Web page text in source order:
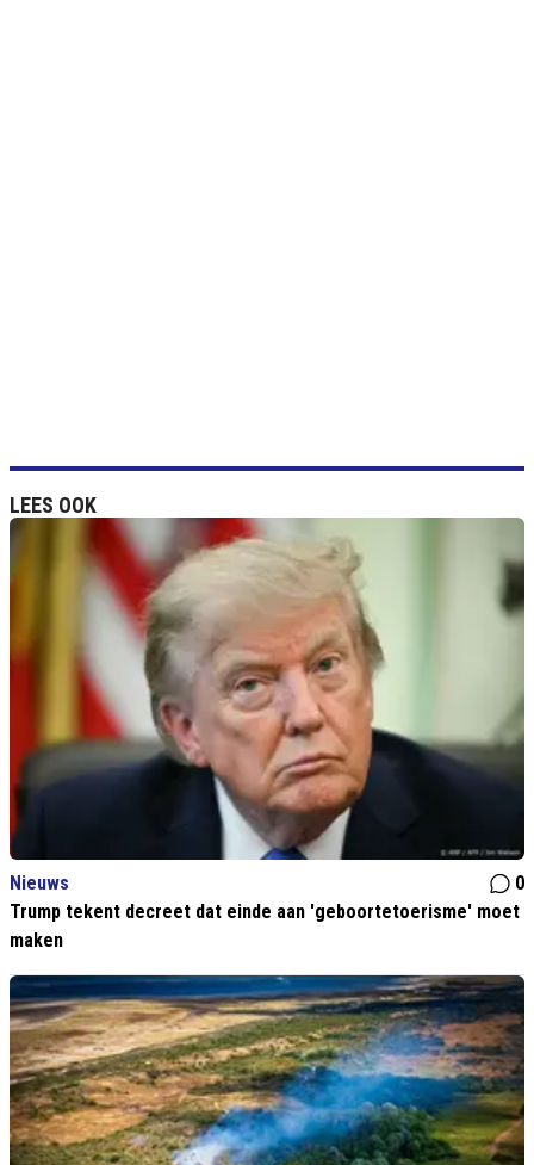
LEES OOK
Nieuws
0
Trump tekent decreet dat einde aan 'geboortetoerisme' moet
maken